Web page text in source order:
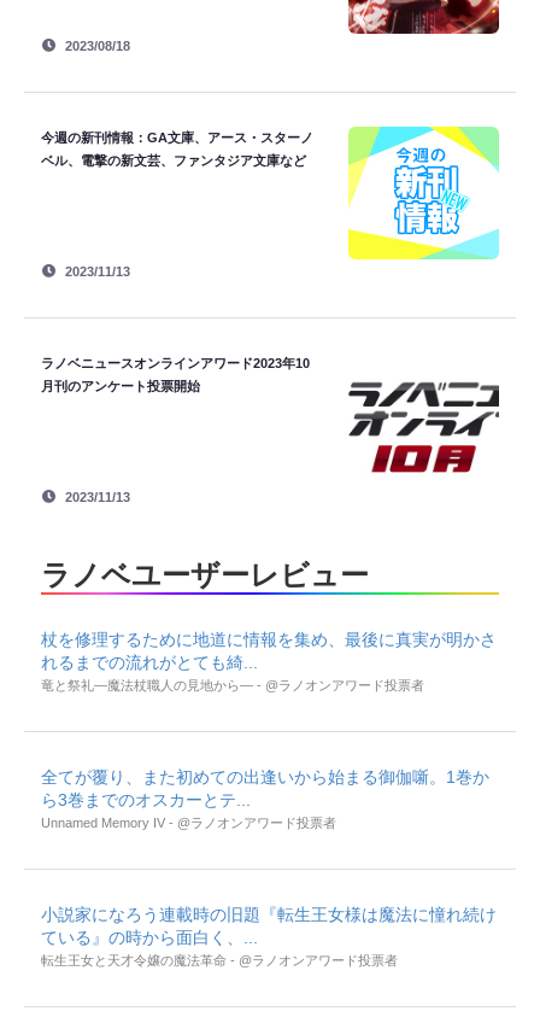
2023/08/18
今週の新刊情報：GA文庫、アース・スターノ
ベル、電撃の新文芸、ファンタジア文庫など
2023/11/13
ラノベニュースオンラインアワード2023年10
月刊のアンケート投票開始
2023/11/13
ラノベユーザーレビュー
杖を修理するために地道に情報を集め、最後に真実が明かさ
れるまでの流れがとても綺...
竜と祭礼―魔法杖職人の見地から― - @ラノオンアワード投票者
全てが覆り、また初めての出逢いから始まる御伽噺。1巻か
ら3巻までのオスカーとテ...
Unnamed Memory IV - @ラノオンアワード投票者
小説家になろう連載時の旧題『転生王女様は魔法に憧れ続け
ている』の時から面白く、...
転生王女と天才令嬢の魔法革命 - @ラノオンアワード投票者